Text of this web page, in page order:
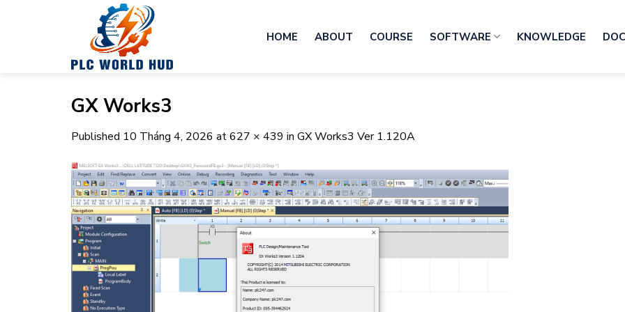
HOME ABOUT COURSE SOFTWARE KNOWLEDGE
GX Works3
Published 10 Tháng 4, 2026 at627 × 439 in GX Works3 Ver 1.120A